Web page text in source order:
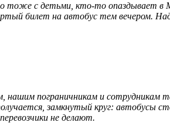
тоже с детьми, кто-то опаздывает в
билет на автобус тем вечером.
нашим пограничникам и
замкнутый круг: автобусы
не делают.